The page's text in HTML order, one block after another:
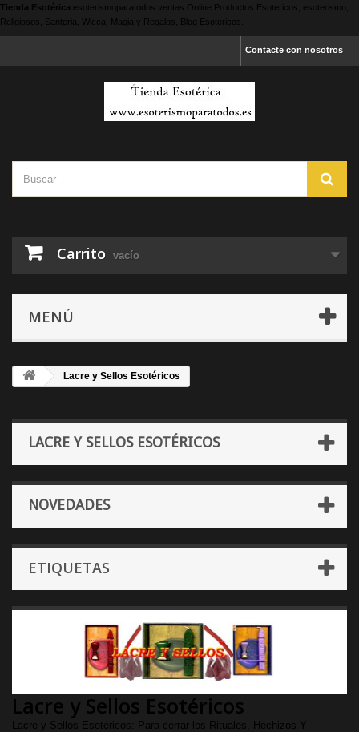
Tienda Esotérica esoterismoparatodos ventas Online Productos Esotericos, esoterismo,
Religiosos, Santeria, Wicca, Magia y Regalos, Blog Esotericos.
Contacte con nosotros
Carrito vacío
MENÚ
Lacre y Sellos Esotéricos
LACRE Y SELLOS ESOTÉRICOS
NOVEDADES
ETIQUETAS
Lacre y Sellos Esotéricos
Lacre y Sellos Esotéricos: Para cerrar los Rituales, Hechizos Y